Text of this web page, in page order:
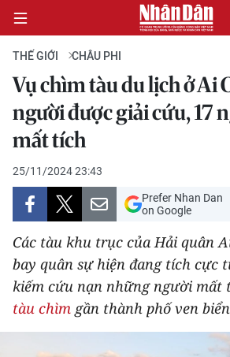
CHÍNH TRỊ
KINH TẾ
VĂN HÓA
XÃ HỘI
PHÁP LUẬT
DU LỊCH
THẾ GIỚI
THẾ GIỚI CHÂU PHI
Vụ chìm tàu du lịch ở Ai
người được giải cứu, 17
mất tích
25/11/2024 23:43
Prefer Nhan Dan
on Google
Các tàu khu trục của Hải quân
bay quân sự hiện đang tích cực
kiếm cứu nạn những người mất
tàu chìm gần thành phố ven